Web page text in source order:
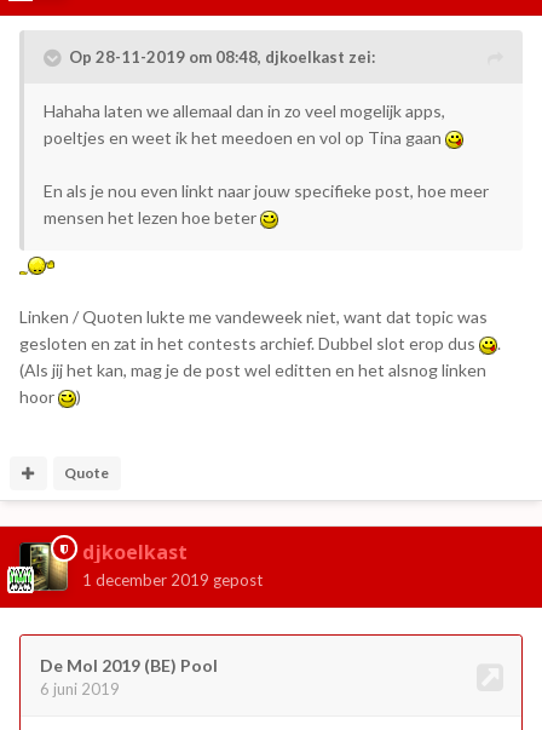
wonderkind), weer een uitgerangeerde bijna-pensionado
weinig intelligente personen die nooit voor de Mol-rol
(vage muzikanten, voetballers, och...) en weer wat Boulevéé
typjes van RTL. Oh ja, en een Claes en Johan die bijna
hebben ze wat media-traffic voor hun carrière’.
@samba-boy ook wel wat
.) Maar come on... stap 1 is een
half jaar geleden gemaakt (de mogelijke Mol aanwijzen voor
de castfoto is gepresenteerd / opnamen zijn gemaakt), maar
als ik naar deze groep kijk; We weten het gewoon écht al
wel, toch? Vanaf Tien Aftellen op Instagram, Tina in China
seizoen 20 XX, blabla. Ik kan niet wachten... op de Mol België
Op 28-11-2019 om 08:48, djkoelkast zei:
Hahaha laten we allemaal dan in zo veel mogelijk apps,
poeltjes en weet ik het meedoen en vol op Tina gaan
En als je nou even linkt naar jouw specifieke post, hoe meer
mensen het lezen hoe beter
Linken / Quoten lukte me vandeweek niet, want dat topic was
gesloten en zat in het contests archief. Dubbel slot erop dus
.
(Als jij het kan, mag je de post wel editten en het alsnog linken
hoor
)
Quote
djkoelkast
1 december 2019 gepost